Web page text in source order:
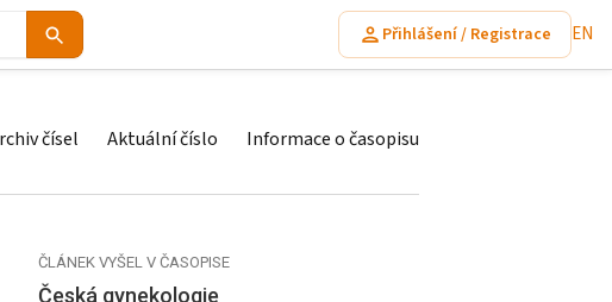
Přihlášení / Registrace EN
čísel Aktuální číslo Informace o časopisu
ČLÁNEK VYŠEL V ČASOPISE
Česká gynekologie